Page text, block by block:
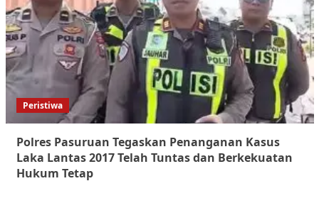
Peristiwa
Polres Pasuruan Tegaskan Penanganan Kasus
Laka Lantas 2017 Telah Tuntas dan Berkekuatan
Hukum Tetap